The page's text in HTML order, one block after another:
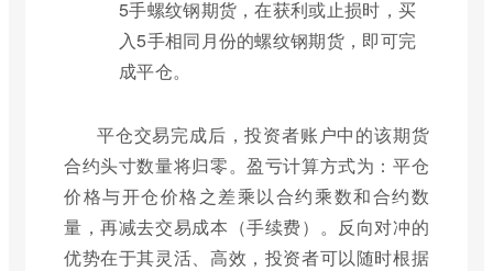
5手螺纹钢期货，在获利或止损时，买
入5手相同月份的螺纹钢期货，即可完
成平仓。
平仓交易完成后，投资者账户中的该期货
合约头寸数量将归零。盈亏计算方式为：平仓
价格与开仓价格之差乘以合约乘数和合约数
量，再减去交易成本（手续费）。反向对冲的
优势在于其灵活、高效，投资者可以随时根据